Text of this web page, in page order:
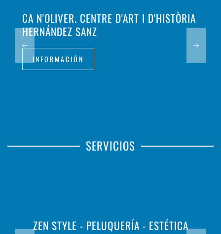
CA N'OLIVER. CENTRE D'ART I D'HISTÒRIA
HERNÁNDEZ SANZ
INFORMACIÓN
SERVICIOS
ZEN STYLE - PELUQUERÍA - ESTÉTICA